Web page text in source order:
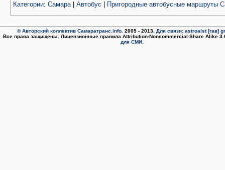
Категории: Самара Автобус Пригородные автобусные маршруты
© Авторский коллектив Самаратранс.info . 2005 - 2013. Для связи: astroaist [гав]
Все права защищены. Лицензионные правила Attribution-Noncommercial-Share Alike
для СМИ.